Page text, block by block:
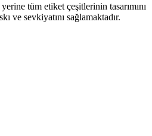
tüm etiket çeşitlerinin tasarımını
ve sevkiyatını sağlamaktadır.